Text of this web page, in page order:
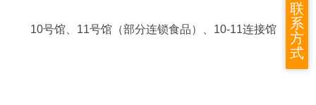
10号馆、11号馆（部分连锁食品）、10-11连接馆
联
系
方
式